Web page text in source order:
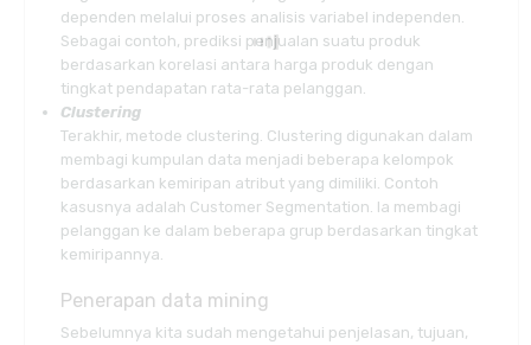
dependen melalui proses analisis variabel independen.
Sebagai contoh, prediksi penjualan suatu produk
berdasarkan korelasi antara harga produk dengan
tingkat pendapatan rata-rata pelanggan.
Clustering
Terakhir, metode clustering. Clustering digunakan dalam
membagi kumpulan data menjadi beberapa kelompok
berdasarkan kemiripan atribut yang dimiliki. Contoh
kasusnya adalah Customer Segmentation. Ia membagi
pelanggan ke dalam beberapa grup berdasarkan tingkat
kemiripannya.
Penerapan data mining
Sebelumnya kita sudah mengetahui penjelasan, tujuan,